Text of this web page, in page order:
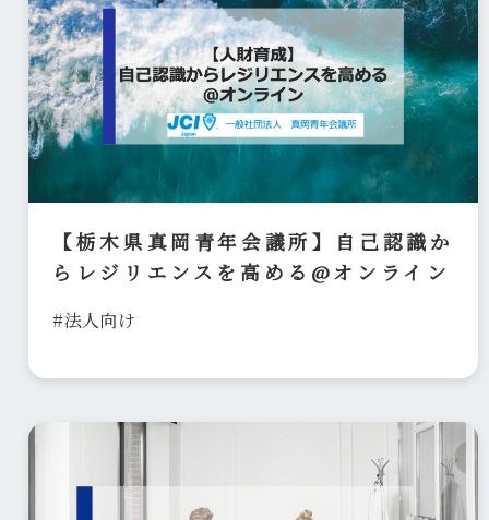
【栃木県真岡青年会議所】自己認識か
らレジリエンスを高める@オンライン
#法人向け